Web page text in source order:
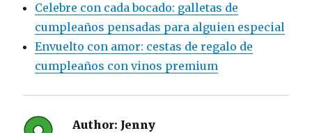
Celebre con cada bocado: galletas de
cumpleaños pensadas para alguien especial
Envuelto con amor: cestas de regalo de
cumpleaños con vinos premium
Author: Jenny